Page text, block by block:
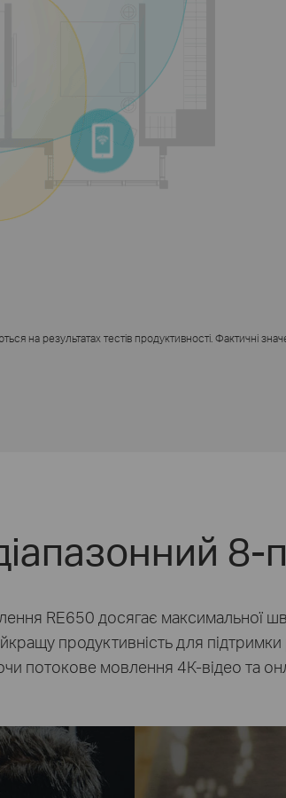
на результатах тестів продуктивності. Фактичні
8-
RE650 досягає максимальної
продуктивність для
потокове мовлення 4К-відео та